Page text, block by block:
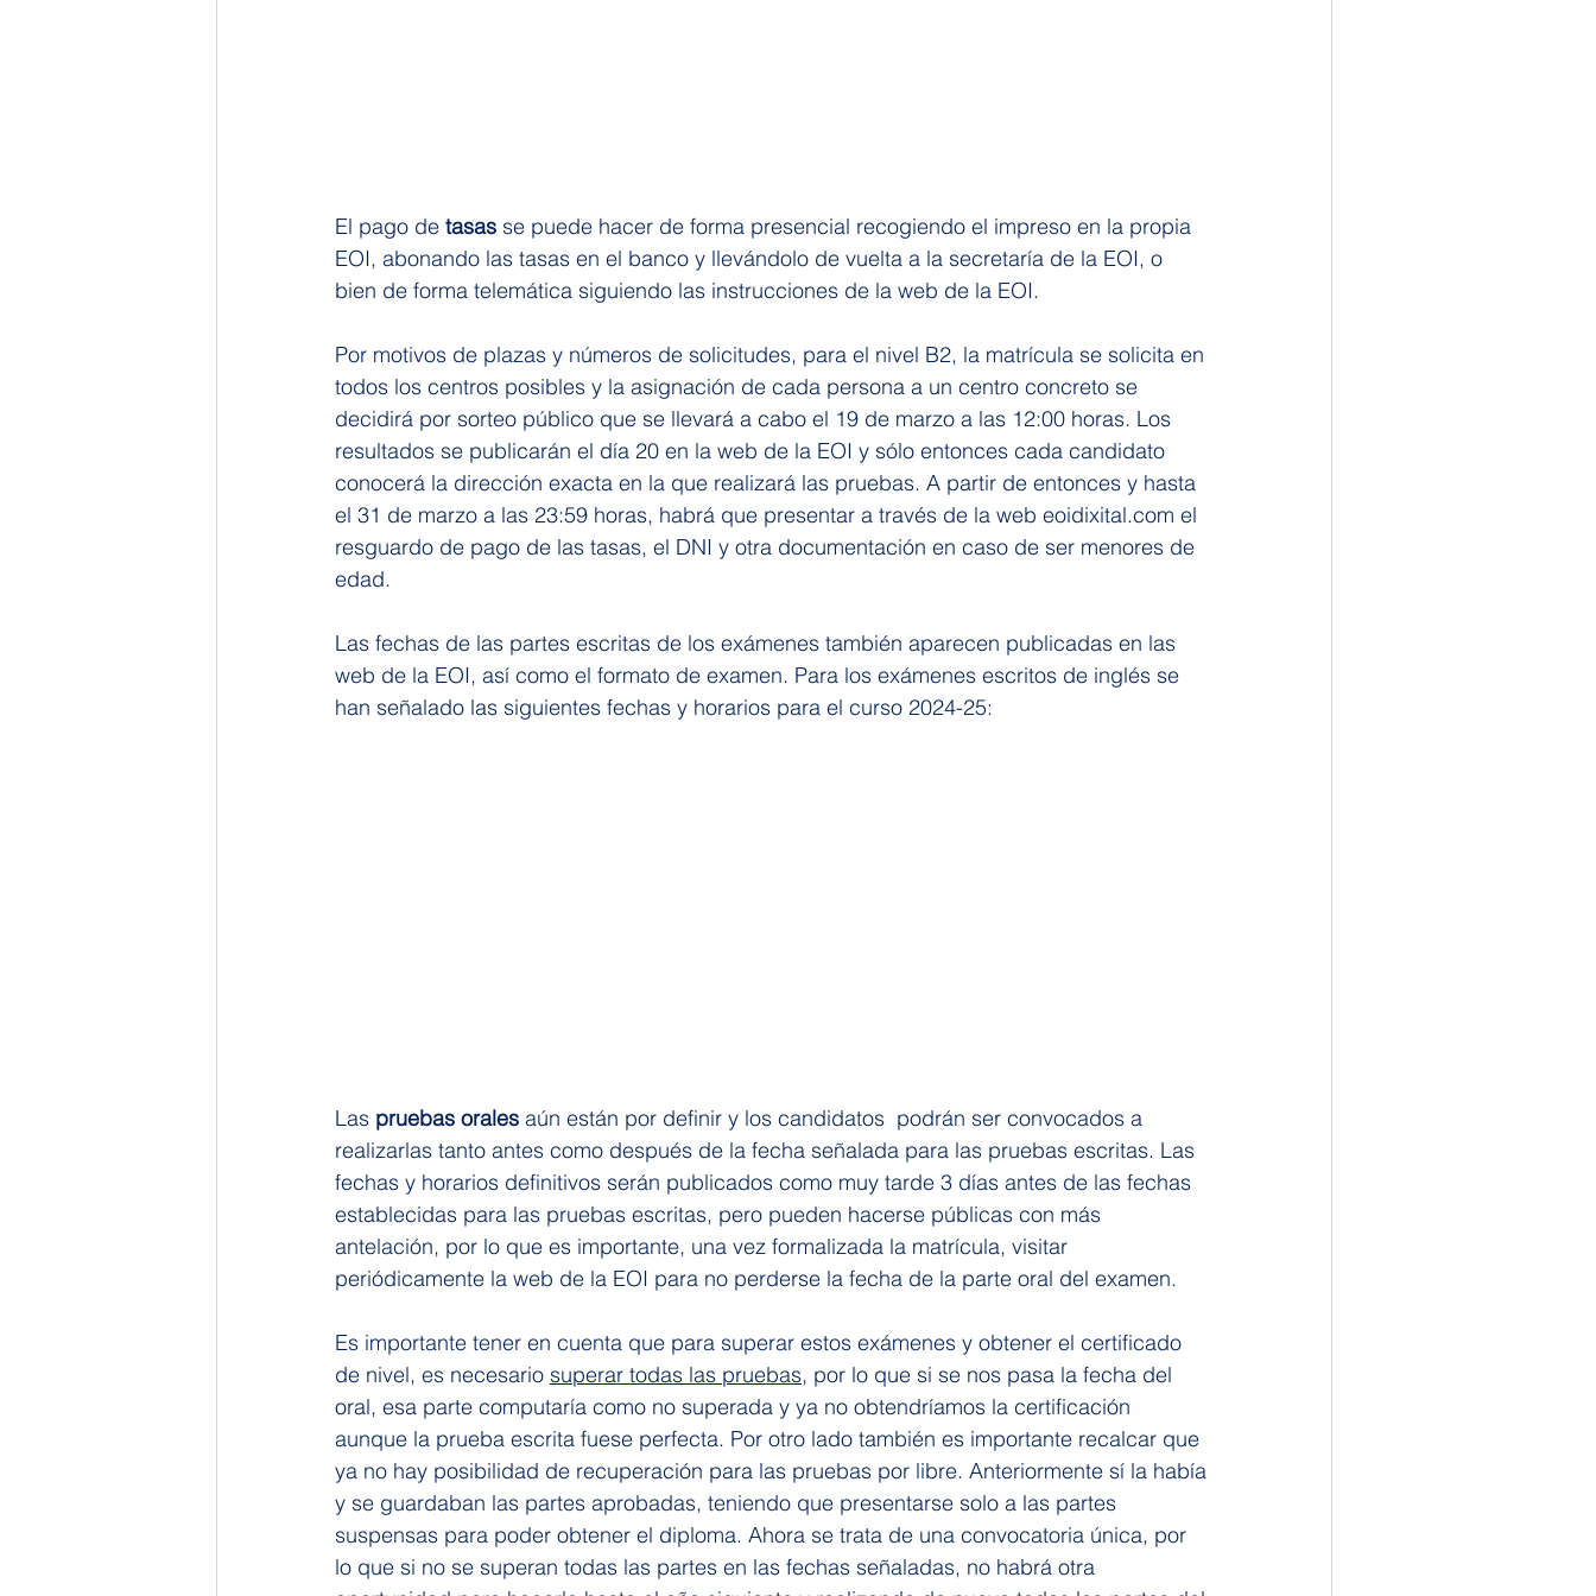
El pago de tasas se puede hacer de forma presencial recogiendo el impreso en la propia
EOI, abonando las tasas en el banco y llevándolo de vuelta a la secretaría de la EOI, o
bien de forma telemática siguiendo las instrucciones de la web de la EOI.
Por motivos de plazas y números de solicitudes, para el nivel B2, la matrícula se solicita en
todos los centros posibles y la asignación de cada persona a un centro concreto se
decidirá por sorteo público que se llevará a cabo el 19 de marzo a las 12:00 horas. Los
resultados se publicarán el día 20 en la web de la EOI y sólo entonces cada candidato
conocerá la dirección exacta en la que realizará las pruebas. A partir de entonces y hasta
el 31 de marzo a las 23:59 horas, habrá que presentar a través de la web eoidixital.com el
resguardo de pago de las tasas, el DNI y otra documentación en caso de ser menores de
edad.
Las fechas de las partes escritas de los exámenes también aparecen publicadas en las
web de la EOI, así como el formato de examen. Para los exámenes escritos de inglés se
han señalado las siguientes fechas y horarios para el curso 2024-25:
Las pruebas orales aún están por definir y los candidatos  podrán ser convocados a
realizarlas tanto antes como después de la fecha señalada para las pruebas escritas. Las
fechas y horarios definitivos serán publicados como muy tarde 3 días antes de las fechas
establecidas para las pruebas escritas, pero pueden hacerse públicas con más
antelación, por lo que es importante, una vez formalizada la matrícula, visitar
periódicamente la web de la EOI para no perderse la fecha de la parte oral del examen.
Es importante tener en cuenta que para superar estos exámenes y obtener el certificado
de nivel, es necesario superar todas las pruebas, por lo que si se nos pasa la fecha del
oral, esa parte computaría como no superada y ya no obtendríamos la certificación
aunque la prueba escrita fuese perfecta. Por otro lado también es importante recalcar que
ya no hay posibilidad de recuperación para las pruebas por libre. Anteriormente sí la había
y se guardaban las partes aprobadas, teniendo que presentarse solo a las partes
suspensas para poder obtener el diploma. Ahora se trata de una convocatoria única, por
lo que si no se superan todas las partes en las fechas señaladas, no habrá otra